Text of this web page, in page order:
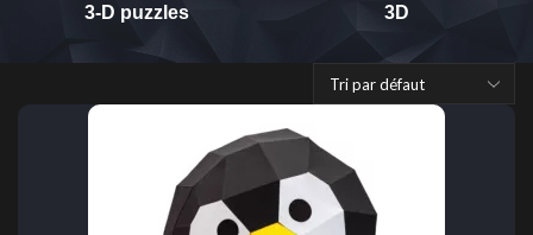
3-D puzzles 3D